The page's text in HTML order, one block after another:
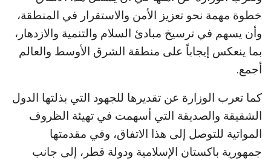
خطوة مهمة نحو تعزيز الأمن والاستقرار في المنطقة،
وأن يسهم في ترسيخ مبادئ السلام والتنمية والازدهار،
بما ينعكس إيجاباً على منطقة الشرق الأوسط والعالم
أجمع.
كما تعرب الوزارة عن تقديرها للجهود التي بذلتها الدول
الشقيقة والصديقة التي أسهمت في تهيئة الظروف
المواتية للتوصل إلى هذا الاتفاق، وفي مقدمتها
جمهورية باكستان الإسلامية ودولة قطر، إلى جانب